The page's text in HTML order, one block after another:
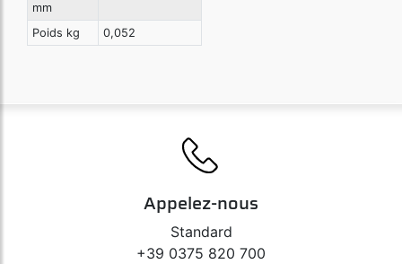
mm
Poids kg 0,052
Appelez-nous
Standard
+39 0375 820 700